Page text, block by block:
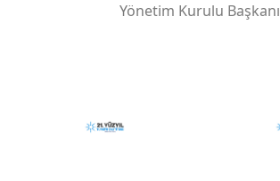
Yönetim Kurulu Başkanı